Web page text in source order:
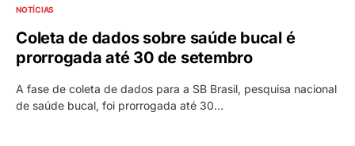
NOTÍCIAS
Coleta de dados sobre saúde bucal é
prorrogada até 30 de setembro
A fase de coleta de dados para a SB Brasil, pesquisa nacional
de saúde bucal, foi prorrogada até 30…